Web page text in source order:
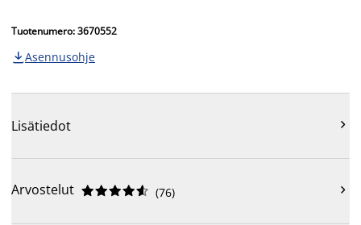
Tuotenumero: 3670552
 Asennusohje
Lisätiedot 
Arvostelut 




 (76) 